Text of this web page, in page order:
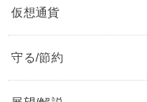
仮想通貨
守る/節約